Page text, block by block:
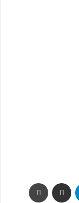
تيلقرام مشاركة عبر البريد